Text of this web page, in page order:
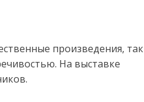
произведения, так
На выставке